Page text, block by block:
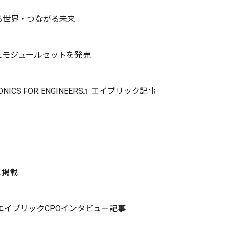
界・つながる未来
ジュールセットを発売
FOR ENGINEERS』エイブリック記事
載
イブリックCPOインタビュー記事